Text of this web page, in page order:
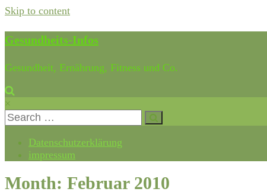
Skip to content
Gesundheits-Infos
Gesundheit, Ernährung, Fitness und Co.
×
Datenschutzerklärung
impressum
Month: Februar 2010